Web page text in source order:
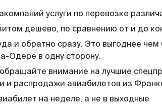
услуги по перевозке
дешево, по сравнению от и до
и обратно сразу. Это выгоднее
Одере в одну сторону.
внимание на лучшие
и распродажи авиабилетов из
на неделе, а не в выходные.